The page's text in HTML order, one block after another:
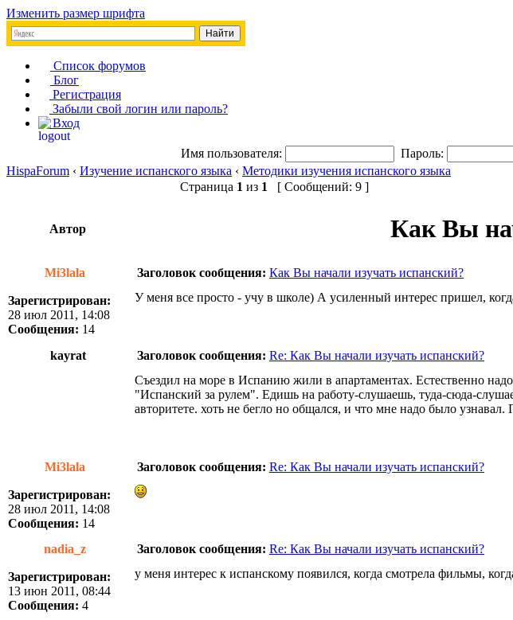
Изменить размер шрифта
Список форумов
Блог
Регистрация
Забыли свой логин или пароль?
Вход
Имя пользователя: Пароль:
HispaForum ‹ Изучение испанского языка ‹ Методики изучения испанского языка
Страница 1 из 1 [ Сообщений: 9 ]
Автор Как Вы
Mi3lala Заголовок сообщения: Как Вы начали изучать испанский?
Зарегистрирован:
28 июл 2011, 14:08
Сообщения: 14
У меня все просто - учу в школе) А усиленный интерес пришел,
kayrat Заголовок сообщения: Re: Как Вы начали изучать испанский?
Съездил на море в Испанию жили в апартаментах. Естественно
"Испанский за рулем". Едишь на работу-слушаешь, туда-сюда-
авторитете. хоть не бегло но общался, и что мне надо было узнавал.
Mi3lala Заголовок сообщения: Re: Как Вы начали изучать испанский?
Зарегистрирован:
28 июл 2011, 14:08
Сообщения: 14
nadia_z
Заголовок сообщения: Re: Как Вы начали изучать испанский?
Зарегистрирован:
13 июн 2011, 08:44
Сообщения: 4
у меня интерес к испанскому появился, когда смотрела фильмы,